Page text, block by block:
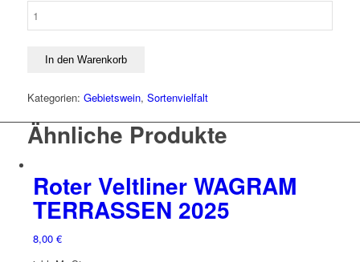
MengeIn den Warenkorb
Kategorien: Gebietswein, Sortenvielfalt
Ähnliche Produkte
Roter Veltliner WAGRAM
TERRASSEN 2025
8,00 €